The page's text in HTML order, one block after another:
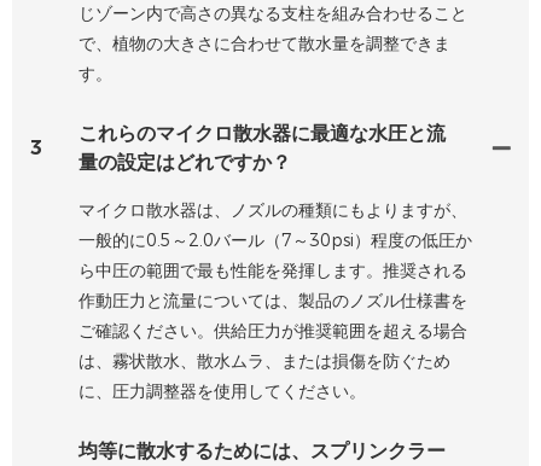
じゾーン内で高さの異なる支柱を組み合わせること
で、植物の大きさに合わせて散水量を調整できま
す。
3
これらのマイクロ散水器に最適な水圧と流
量の設定はどれですか？
マイクロ散水器は、ノズルの種類にもよりますが、
一般的に0.5～2.0バール（7～30psi）程度の低圧か
ら中圧の範囲で最も性能を発揮します。推奨される
作動圧力と流量については、製品のノズル仕様書を
ご確認ください。供給圧力が推奨範囲を超える場合
は、霧状散水、散水ムラ、または損傷を防ぐため
に、圧力調整器を使用してください。
均等に散水するためには、スプリンクラー